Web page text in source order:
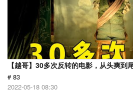
【越哥】30多次反转的电影，从头爽到
# 83
2022-05-18 08:30